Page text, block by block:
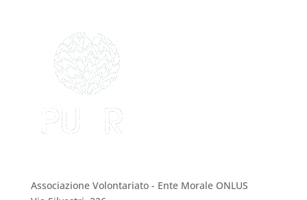
Associazione Volontariato - Ente Morale ONLUS